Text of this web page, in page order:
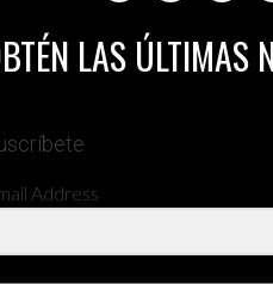
LAS ÚLTIMAS
Address